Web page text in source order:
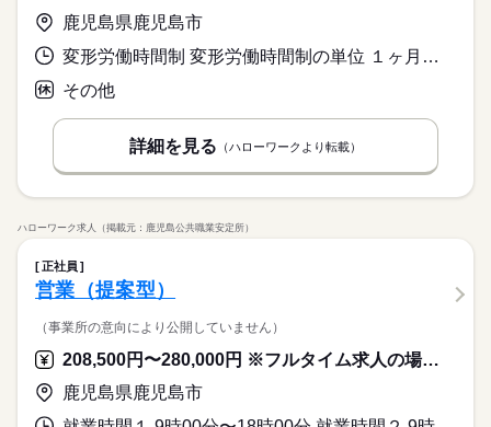
鹿児島県鹿児島市
変形労働時間制 変形労働時間制の単位 １ヶ月単位 就業時間１ 15時00分〜0時00分 又は 〜の時間の間の8時間 就業時間に関する特記事項 １か月単位の変形労働時間制
その他
詳細を見る （ハローワークより転載）
ハローワーク求人（掲載元：鹿児島公共職業安定所）
正社員
営業（提案型）
（事業所の意向により公開していません）
208,500円〜280,000円 ※フルタイム求人の場合は月額（換算額）、パート求人の場合は時間額を表示しています。
鹿児島県鹿児島市